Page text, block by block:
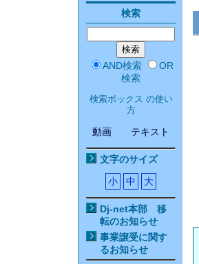
検索
AND検索
OR
検索
検索ボックス の使い
方
動画 テキスト
文字のサイズ
小
中 大
Dj-net本部 移
転のお知らせ
事業譲受に関す
るお知らせ